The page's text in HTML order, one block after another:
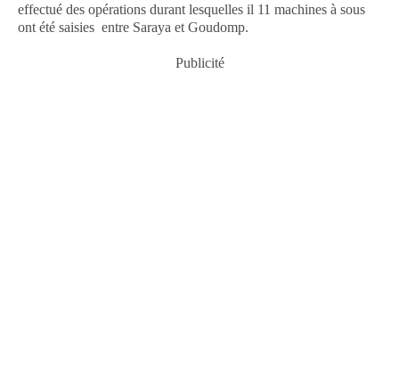
effectué des opérations durant lesquelles il 11 machines à sous
ont été saisies entre Saraya et Goudomp.
Publicité